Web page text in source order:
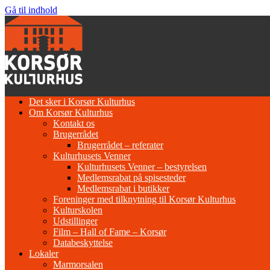
Gå til indhold
Det sker i Korsør Kulturhus
Om Korsør Kulturhus
Kontakt os
Brugerrådet
Brugerrådet – referater
Kulturhusets Venner
Kulturhusets Venner – bestyrelsen
Medlemsrabat på spisesteder
Medlemsrabat i butikker
Foreninger med tilknytning til Korsør Kulturhus
Kulturskolen
Udstillinger
Film – Hall of Fame – Korsør
Databeskyttelse
Lokaler
Marmorsalen